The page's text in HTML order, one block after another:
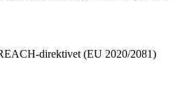
direktivet (EU 2020/2081)